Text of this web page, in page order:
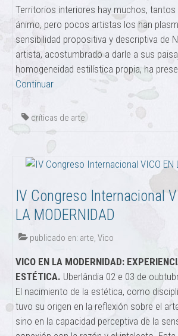
Territorios interiores hay muchos,
ánimo, pero pocos artistas los han
sensibilidad propositiva y descriptiva de
artista, acostumbrado a darle a sus
homogeneidad estilística propia, ha
Continuar
críticas de arte
IV Congreso Internacional
LA MODERNIDAD
publicado en: arte, Vico
VICO EN LA MODERNIDAD:
ESTÉTICA. Uberlândia 02 e 03 de
El nacimiento de la estética, como
tuvo su origen en la reflexión sobre el
sino en la capacidad perceptiva de la